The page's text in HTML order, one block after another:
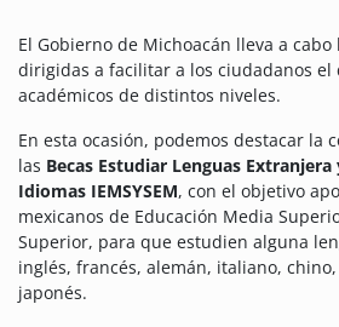
El Gobierno de Michoacán lleva a cabo
dirigidas a facilitar a los ciudadanos el
académicos de distintos niveles.
En esta ocasión, podemos destacar la
las Becas Estudiar Lenguas
Idiomas IEMSYSEM, con el objetivo
mexicanos de Educación Media
Superior, para que estudien alguna
inglés, francés, alemán, italiano,
japonés.